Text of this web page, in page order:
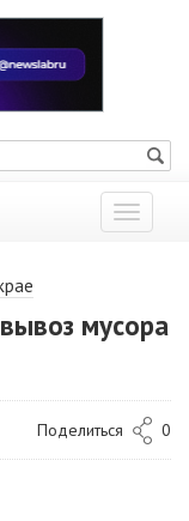
Показать
меню
мусора
Поделиться 0